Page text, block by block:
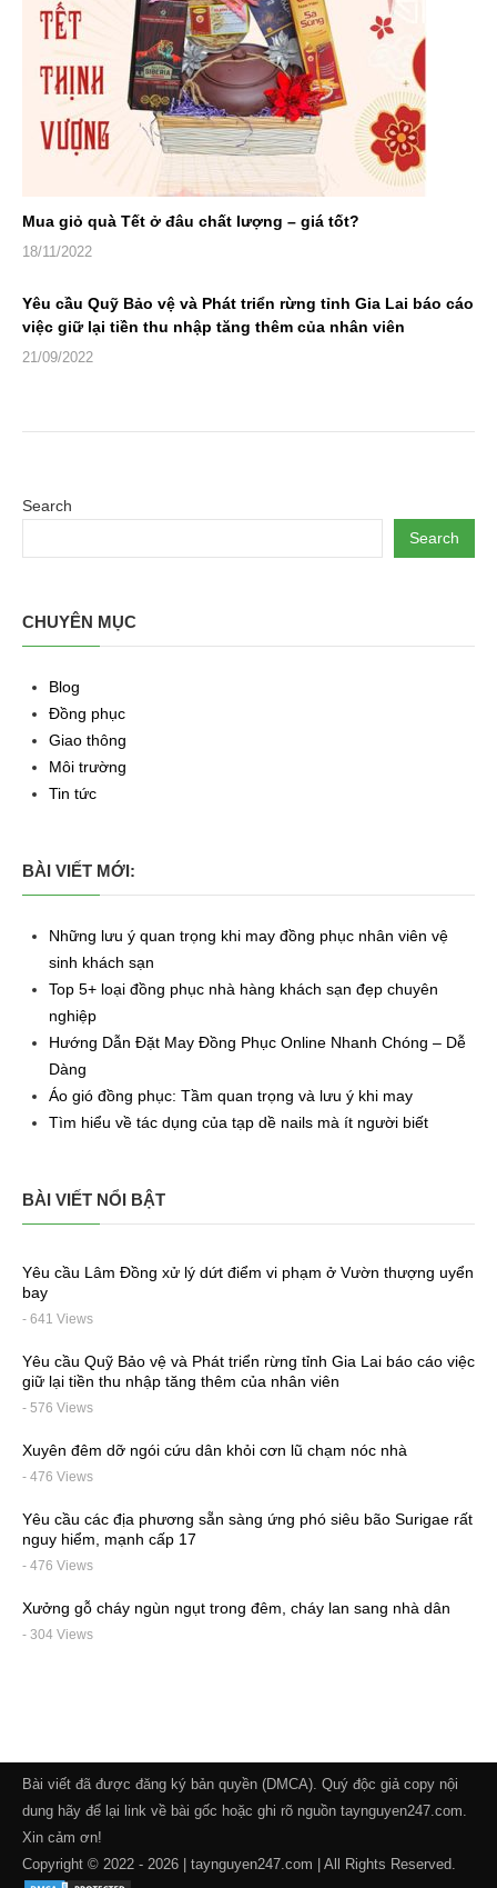
Mua giỏ quà Tết ở đâu chất lượng – giá tốt?
18/11/2022
Yêu cầu Quỹ Bảo vệ và Phát triển rừng tỉnh Gia Lai báo cáo
việc giữ lại tiền thu nhập tăng thêm của nhân viên
21/09/2022
Search
Search
CHUYÊN MỤC
Blog
Đồng phục
Giao thông
Môi trường
Tin tức
BÀI VIẾT MỚI:
Những lưu ý quan trọng khi may đồng phục nhân viên vệ
sinh khách sạn
Top 5+ loại đồng phục nhà hàng khách sạn đẹp chuyên
nghiệp
Hướng Dẫn Đặt May Đồng Phục Online Nhanh Chóng – Dễ
Dàng
Áo gió đồng phục: Tầm quan trọng và lưu ý khi may
Tìm hiểu về tác dụng của tạp dề nails mà ít người biết
BÀI VIẾT NỔI BẬT
Yêu cầu Lâm Đồng xử lý dứt điểm vi phạm ở Vườn thượng uyển
bay
- 641 Views
Yêu cầu Quỹ Bảo vệ và Phát triển rừng tỉnh Gia Lai báo cáo việc
giữ lại tiền thu nhập tăng thêm của nhân viên
- 576 Views
Xuyên đêm dỡ ngói cứu dân khỏi cơn lũ chạm nóc nhà
- 476 Views
Yêu cầu các địa phương sẵn sàng ứng phó siêu bão Surigae rất
nguy hiểm, mạnh cấp 17
- 476 Views
Xưởng gỗ cháy ngùn ngụt trong đêm, cháy lan sang nhà dân
- 304 Views
Bài viết đã được đăng ký bản quyền (DMCA). Quý độc giả copy nội
dung hãy để lại link về bài gốc hoặc ghi rõ nguồn taynguyen247.com.
Xin cảm ơn!
Copyright © 2022 - 2026 | taynguyen247.com | All Rights Reserved.